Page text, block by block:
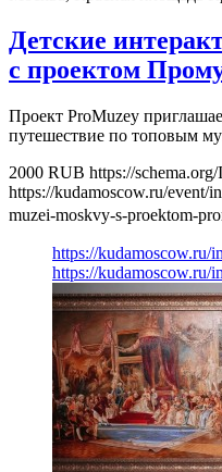
Детские
с проектом
Проект ProMuzey
путешествие по топовым
2000 RUB https://
https://kudamoscow.ru/event/
muzei-moskvy-s-proektom-
https://kudamoscow.ru/
https://kudamoscow.ru/